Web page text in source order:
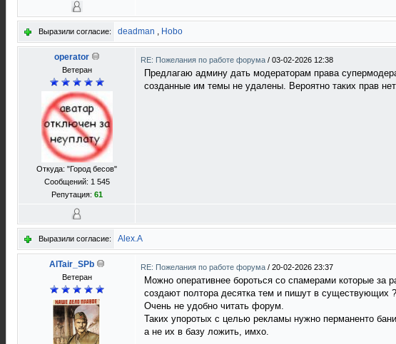
Выразили согласие: deadman , Hobo
operator
Ветеран
Откуда: "Город бесов"
Сообщений: 1 545
Репутация: 61
RE: Пожелания по работе форума / 03-02-2026 12:38
Предлагаю админу дать модераторам права
созданные им темы не удалены. Вероятно таких прав
Выразили согласие: Alex.A
AlTair_SPb
Ветеран
RE: Пожелания по работе форума / 20-02-2026 23:37
Можно оперативнее бороться со спамерами которые за
создают полтора десятка тем и пишут в существующих ?
Очень не удобно читать форум.
Таких упоротых с целью рекламы нужно перманенто
а не их в базу ложить, имхо.